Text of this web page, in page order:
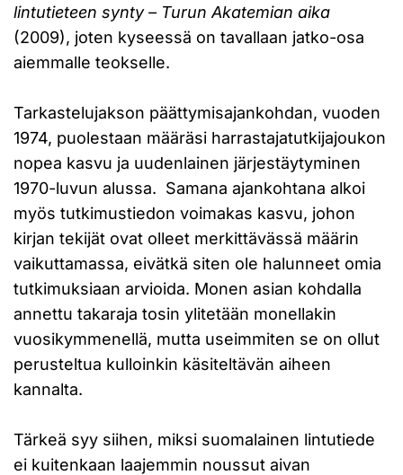
lintutieteen synty – Turun Akatemian aika
(2009), joten kyseessä on tavallaan jatko-osa
aiemmalle teokselle.
Tarkastelujakson päättymisajankohdan, vuoden
1974, puolestaan määräsi harrastajatutkijajoukon
nopea kasvu ja uudenlainen järjestäytyminen
1970-luvun alussa. Samana ajankohtana alkoi
myös tutkimustiedon voimakas kasvu, johon
kirjan tekijät ovat olleet merkittävässä määrin
vaikuttamassa, eivätkä siten ole halunneet omia
tutkimuksiaan arvioida. Monen asian kohdalla
annettu takaraja tosin ylitetään monellakin
vuosikymmenellä, mutta useimmiten se on ollut
perusteltua kulloinkin käsiteltävän aiheen
kannalta.
Tärkeä syy siihen, miksi suomalainen lintutiede
ei kuitenkaan laajemmin noussut aivan